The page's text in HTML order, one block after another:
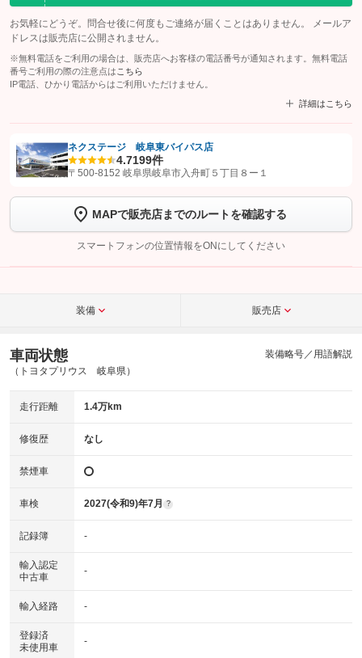
お気軽にどうぞ。問合せ後に何度もご連絡が届くことはありません。 メールア
ドレスは販売店に公開されません。
※無料電話をご利用の場合は、販売店へお客様の電話番号が通知されます。無料電話
番号ご利用の際の注意点は こちら
IP電話、ひかり電話からはご利用いただけません。
詳細はこちら
【STEP1】認証画面でグーネットを友だち追加してから「許可する」ボタンを押
トーク画面で
ボタンをタップして問い合わせを
完了してください。
こちら
ネクステージ 岐阜東バイパス店
4.7199件
〒500-8152 岐阜県岐阜市入舟町５丁目８ー１
MAPで販売店までのルートを確認する
スマートフォンの位置情報をONにしてください
装備 販売店
車両状態
（トヨタプリウス 岐阜県）
装備略号／用語解説
走行距離 1.4万km
修復歴 なし
禁煙車
車検 2027(令和9)年7月 ?
記録簿 -
輸入認定
中古車
-
輸入経路 -
登録済
未使用車
-